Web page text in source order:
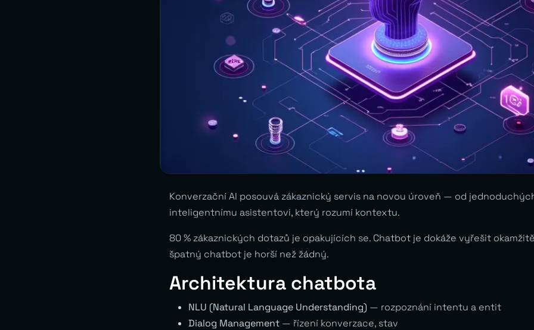
Konverzační AI posouvá zákaznický servis na novou úroveň — od
inteligentnímu asistentovi, který rozumí kontextu.
80 % zákaznických dotazů je opakujících se. Chatbot je dokáže vyřešit
špatný chatbot je horší než žádný.
Architektura chatbota
NLU (Natural Language Understanding) — rozpoznání intentu a entit
Dialog Management — řízení konverzace, stav